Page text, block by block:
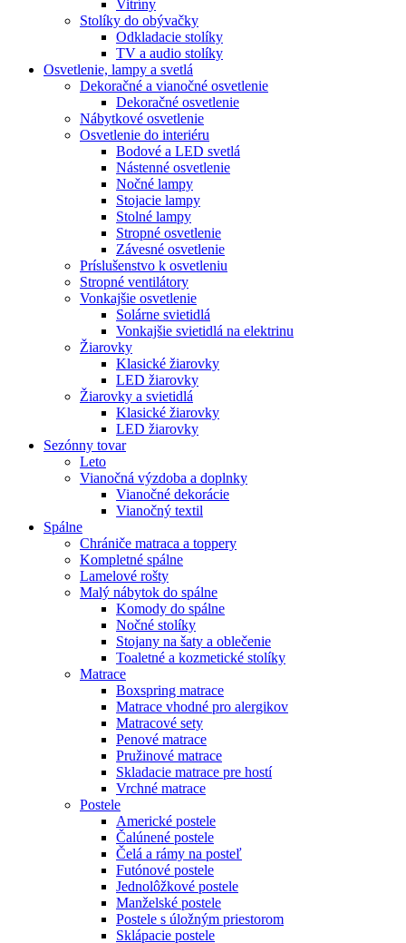
Vitríny
Stolíky do obývačky
Odkladacie stolíky
TV a audio stolíky
Osvetlenie, lampy a svetlá
Dekoračné a vianočné osvetlenie
Dekoračné osvetlenie
Nábytkové osvetlenie
Osvetlenie do interiéru
Bodové a LED svetlá
Nástenné osvetlenie
Nočné lampy
Stojacie lampy
Stolné lampy
Stropné osvetlenie
Závesné osvetlenie
Príslušenstvo k osvetleniu
Stropné ventilátory
Vonkajšie osvetlenie
Solárne svietidlá
Vonkajšie svietidlá na elektrinu
Žiarovky
Klasické žiarovky
LED žiarovky
Žiarovky a svietidlá
Klasické žiarovky
LED žiarovky
Sezónny tovar
Leto
Vianočná výzdoba a doplnky
Vianočné dekorácie
Vianočný textil
Spálne
Chrániče matraca a toppery
Kompletné spálne
Lamelové rošty
Malý nábytok do spálne
Komody do spálne
Nočné stolíky
Stojany na šaty a oblečenie
Toaletné a kozmetické stolíky
Matrace
Boxspring matrace
Matrace vhodné pro alergikov
Matracové sety
Penové matrace
Pružinové matrace
Skladacie matrace pre hostí
Vrchné matrace
Postele
Americké postele
Čalúnené postele
Čelá a rámy na posteľ
Futónové postele
Jednolôžkové postele
Manželské postele
Postele s úložným priestorom
Sklápacie postele